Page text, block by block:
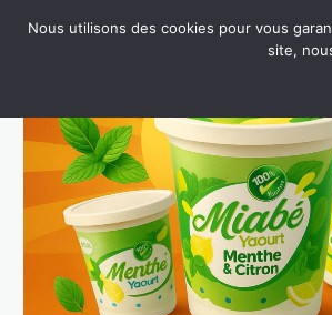
Nous utilisons des cookies pour vous
site,